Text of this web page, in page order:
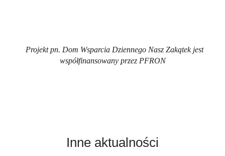
Projekt pn. Dom Wsparcia Dziennego Nasz Zakątek jest
współfinansowany przez PFRON
Inne aktualności